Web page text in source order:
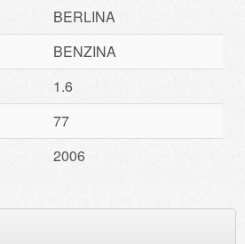
BERLINA
BENZINA
1.6
77
2006